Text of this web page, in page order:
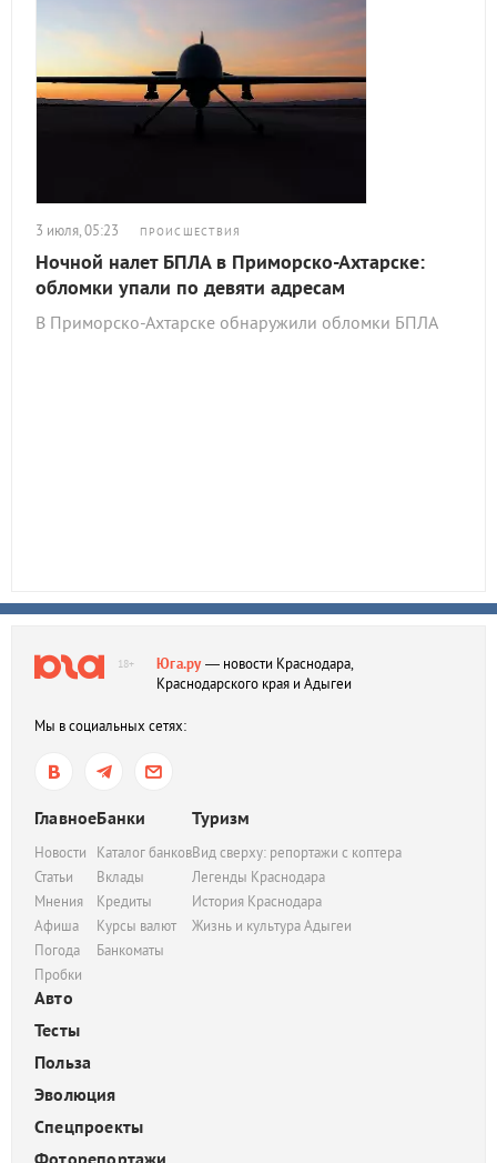
3 июля, 05:23 ПРОИСШЕСТВИЯ
Ночной налет БПЛА в Приморско-Ахтарске:
обломки упали по девяти адресам
В Приморско-Ахтарске обнаружили обломки БПЛА
18+ Юга.ру— новости Краснодара,
Краснодарского края и Адыгеи
Мы в социальных сетях:
Главное
Новости
Статьи
Мнения
Афиша
Погода
Пробки
Банки
Каталог банков
Вклады
Кредиты
Курсы валют
Банкоматы
Туризм
Вид сверху: репортажи с коптера
Легенды Краснодара
История Краснодара
Жизнь и культура Адыгеи
Авто
Тесты
Польза
Эволюция
Спецпроекты
Фоторепортажи